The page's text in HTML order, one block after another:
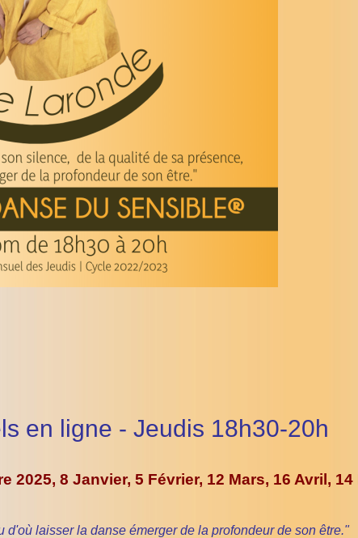
en ligne - Jeudis 18h30-20h
2025, 8 Janvier, 5 Février, 12 Mars, 16 Avril, 14
laisser la danse émerger de la profondeur de son être."